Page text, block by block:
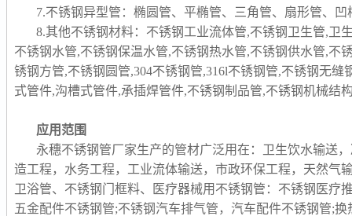
7.不锈钢异型管：椭圆管、平椭管、三角管、扇形管、
8.其他不锈钢材料：不锈钢工业流体管,不锈钢卫生管,卫
不锈钢水管,不锈钢保温水管,不锈钢热水管,不锈钢供水管,不
锈钢方管,不锈钢圆管,304不锈钢管,316l不锈钢管,不锈钢无
式管件,沟槽式管件,承插焊管件,不锈钢制品管,不锈钢机械结
应用范围
永穗不锈钢管厂家生产的管材广泛用在：卫生饮水输送
造工程，水务工程，工业流体输送，市政环保工程，天然气
卫浴管、不锈钢门框料、医疗器械用不锈钢管：不锈钢医疗
五金配件不锈钢管;不锈钢汽车排气管，汽车配件不锈钢管;